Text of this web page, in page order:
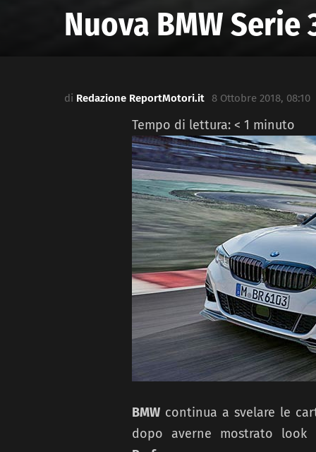
Nuova BMW
di Redazione ReportMotori.it 8 Ottobre 2018, 08:10
Tempo di lettura: < 1 minuto
BMW continua a svelare le
dopo averne mostrato